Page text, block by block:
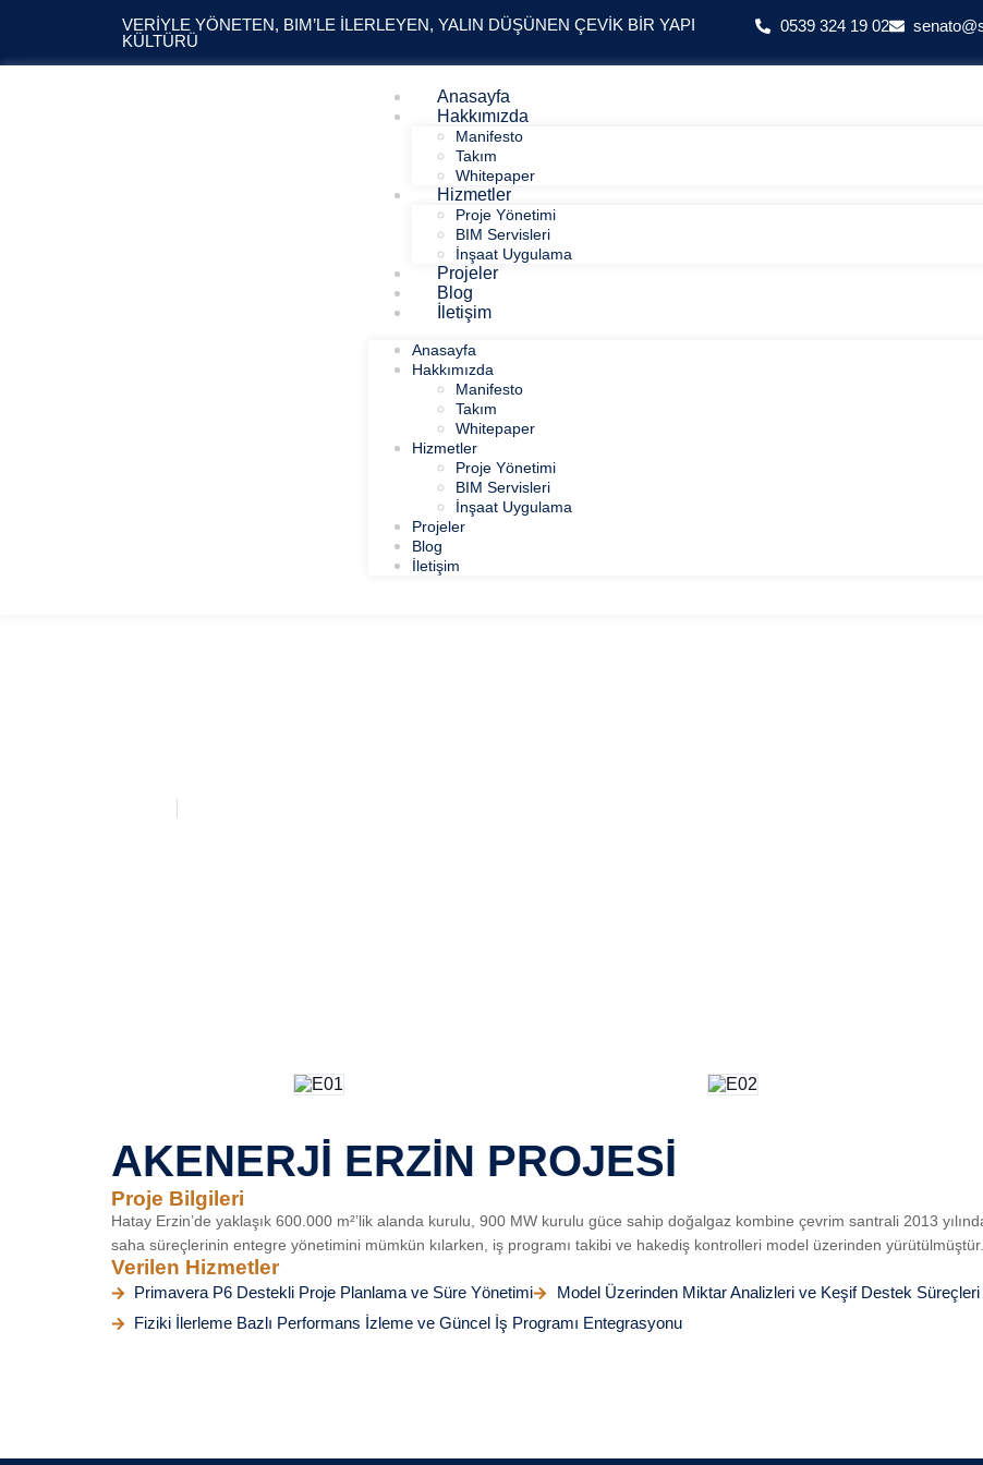
VERIYLE YÖNETEN, BIM’LE İLERLEYEN, YALIN DÜŞÜNEN ÇEVIK BIR YAPI
KÜLTÜRÜ
0539 324 19 02
Anasayfa
Hakkımızda
Manifesto
Takım
Whitepaper
Hizmetler
Proje Yönetimi
BIM Servisleri
İnşaat Uygulama
Projeler
Blog
İletişim
Anasayfa
Hakkımızda
Manifesto
Takım
Whitepaper
Hizmetler
Proje Yönetimi
BIM Servisleri
İnşaat Uygulama
Projeler
Blog
İletişim
AKENERJİ ERZİN PROJESİ
Proje Bilgileri
Hatay Erzin’de yaklaşık 600.000 m²’lik alanda kurulu, 900 MW kurulu güce sahip doğalgaz kombine çevrim santrali 2013
saha süreçlerinin entegre yönetimini mümkün kılarken, iş programı takibi ve hakediş kontrolleri model üzerinden yürütülmüştür.
Verilen Hizmetler
Primavera P6 Destekli Proje Planlama ve Süre Yönetimi
Model Üzerinden Miktar Analizleri ve Keşif Destek Süreçleri
Fiziki İlerleme Bazlı Performans İzleme ve Güncel İş Programı Entegrasyonu